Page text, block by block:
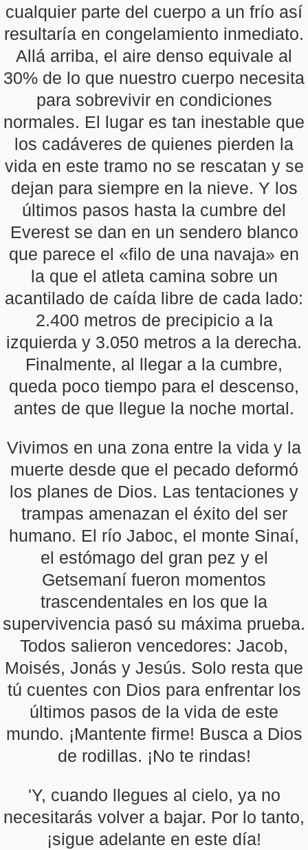
cualquier parte del cuerpo a un frío así
resultaría en congelamiento inmediato.
Allá arriba, el aire denso equivale al
30% de lo que nuestro cuerpo necesita
para sobrevivir en condiciones
normales. El lugar es tan inestable que
los cadáveres de quienes pierden la
vida en este tramo no se rescatan y se
dejan para siempre en la nieve. Y los
últimos pasos hasta la cumbre del
Everest se dan en un sendero blanco
que parece el «filo de una navaja» en
la que el atleta camina sobre un
acantilado de caída libre de cada lado:
2.400 metros de precipicio a la
izquierda y 3.050 metros a la derecha.
Finalmente, al llegar a la cumbre,
queda poco tiempo para el descenso,
antes de que llegue la noche mortal.
Vivimos en una zona entre la vida y la
muerte desde que el pecado deformó
los planes de Dios. Las tentaciones y
trampas amenazan el éxito del ser
humano. El río Jaboc, el monte Sinaí,
el estómago del gran pez y el
Getsemaní fueron momentos
trascendentales en los que la
supervivencia pasó su máxima prueba.
Todos salieron vencedores: Jacob,
Moisés, Jonás y Jesús. Solo resta que
tú cuentes con Dios para enfrentar los
últimos pasos de la vida de este
mundo. ¡Mantente firme! Busca a Dios
de rodillas. ¡No te rindas!
'Y, cuando llegues al cielo, ya no
necesitarás volver a bajar. Por lo tanto,
¡sigue adelante en este día!